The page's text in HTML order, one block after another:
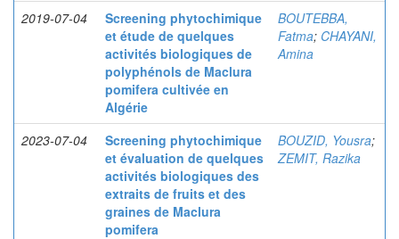
2019-07-04
Screening phytochimique
et étude de quelques
activités biologiques de
polyphénols de Maclura
pomifera cultivée en
Algérie
BOUTEBBA,
Fatma; CHAYANI,
Amina
2023-07-04
Screening phytochimique
et évaluation de quelques
activités biologiques des
extraits de fruits et des
graines de Maclura
pomifera
BOUZID, Yousra;
ZEMIT, Razika